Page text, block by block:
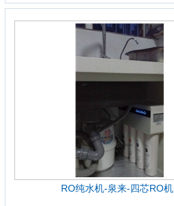
RO纯水机-泉来-四芯RO机